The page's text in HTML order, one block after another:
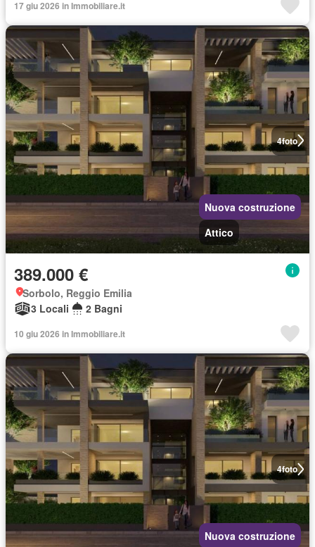
17 giu 2026 in Immobiliare.it
4foto
Nuova costruzione
Attico
389.000 €
Sorbolo, Reggio Emilia
3 Locali
2 Bagni
10 giu 2026 in Immobiliare.it
4foto
Nuova costruzione